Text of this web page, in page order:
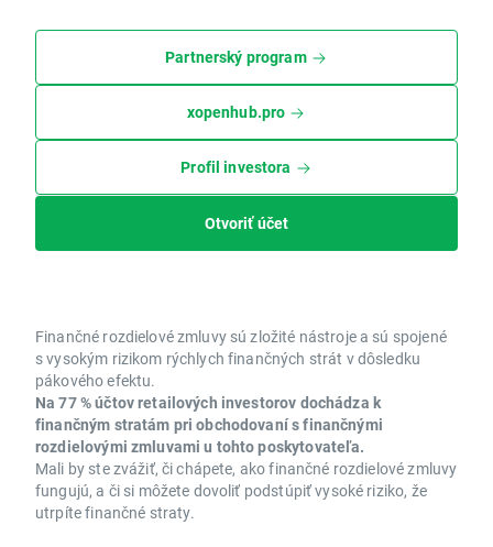
Partnerský program
xopenhub.pro
Profil investora
Otvoriť účet
Finančné rozdielové zmluvy sú zložité nástroje a sú spojené
s vysokým rizikom rýchlych finančných strát v dôsledku
pákového efektu.
Na 77 % účtov retailových investorov dochádza k
finančným stratám pri obchodovaní s finančnými
rozdielovými zmluvami u tohto poskytovateľa.
Mali by ste zvážiť, či chápete, ako finančné rozdielové zmluvy
fungujú, a či si môžete dovoliť podstúpiť vysoké riziko, že
utrpíte finančné straty.